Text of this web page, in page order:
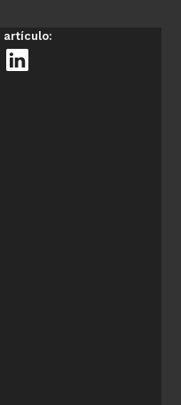
artículo: